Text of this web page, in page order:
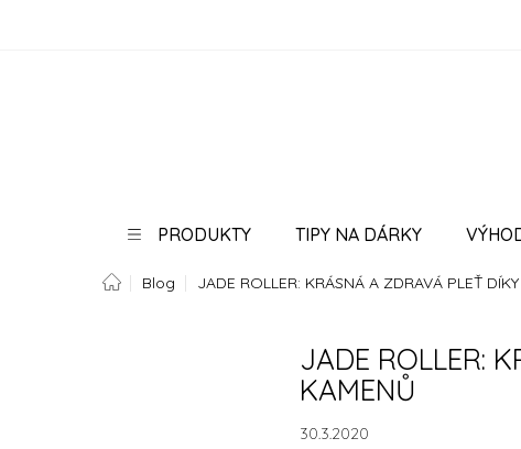
PRODUKTY TIPY NA DÁRKY
PORADNA BLOG
Domů
Blog JADE ROLLER: KRÁSNÁ A ZDRAVÁ PLEŤ
JADE ROLLER:
KAMENŮ
30.3.2020